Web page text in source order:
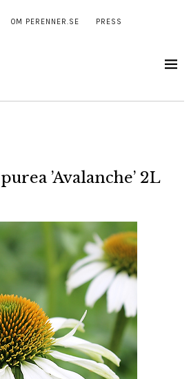
OM PERENNER.SE PRESS
’Avalanche’ 2L